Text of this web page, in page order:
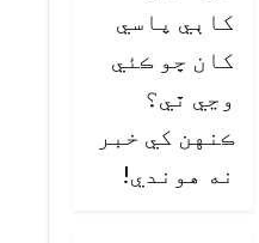
کاٻي پاسي
کان ڇو ڪئي
وڃي ٿي؟
ڪنهن کي خبر
نه هوندي!